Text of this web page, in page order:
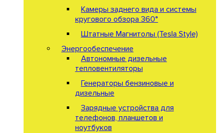
Камеры заднего вида и системы
кругового обзора 360°
Штатные Магнитолы (Tesla Style)
Энергообеспечение
Автономные дизельные
тепловентиляторы
Генераторы бензиновые и
дизельные
Зарядные устройства для
телефонов, планшетов и
ноутбуков